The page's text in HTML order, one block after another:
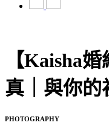
【Kaisha
真｜與你的
PHOTOGRAPHY